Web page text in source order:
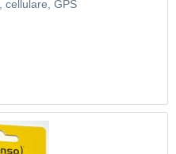
cellulare, GPS